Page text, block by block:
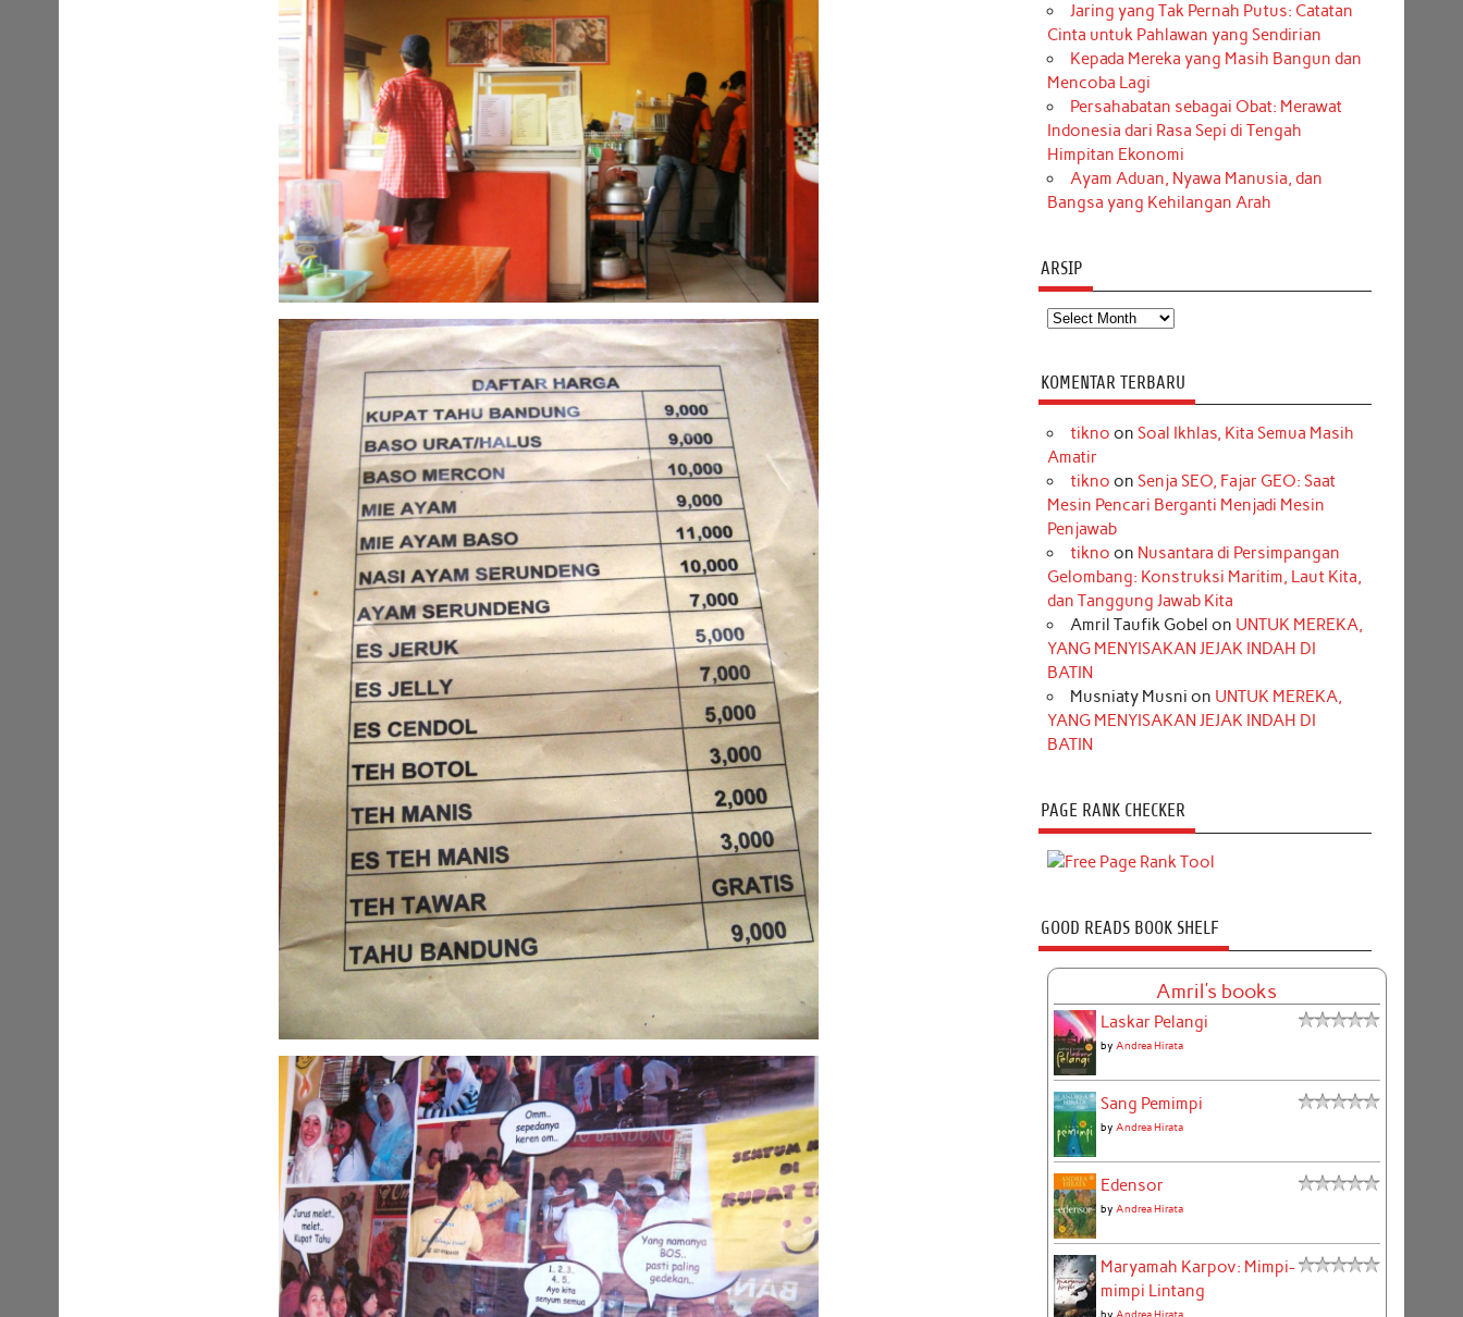
Jaring yang Tak Pernah Putus: Catatan
Cinta untuk Pahlawan yang Sendirian
Kepada Mereka yang Masih Bangun dan
Mencoba Lagi
Persahabatan sebagai Obat: Merawat
Indonesia dari Rasa Sepi di Tengah
Himpitan Ekonomi
Ayam Aduan, Nyawa Manusia, dan
Bangsa yang Kehilangan Arah
ARSIP
Arsip
KOMENTAR TERBARU
tikno on Soal Ikhlas, Kita Semua Masih
Amatir
tikno on Senja SEO, Fajar GEO: Saat
Mesin Pencari Berganti Menjadi Mesin
Penjawab
tikno on Nusantara di Persimpangan
Gelombang: Konstruksi Maritim, Laut Kita,
dan Tanggung Jawab Kita
Amril Taufik Gobel on UNTUK MEREKA,
YANG MENYISAKAN JEJAK INDAH DI
BATIN
Musniaty Musni on UNTUK MEREKA,
YANG MENYISAKAN JEJAK INDAH DI
BATIN
PAGE RANK CHECKER
GOOD READS BOOK SHELF
Amril's books
Laskar Pelangi
by Andrea Hirata
Sang Pemimpi
by Andrea Hirata
Edensor
by Andrea Hirata
Maryamah Karpov: Mimpi-
mimpi Lintang
by Andrea Hirata